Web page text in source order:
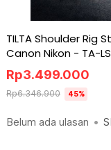
TILTA Shoulder Rig
Canon Nikon - TA-
Belum ada ulasan •
Rp3.499.000
Rp6.346.900 45%